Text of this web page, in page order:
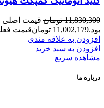
11,830,300 تومان
بود.11,002,179 تومانقیمت فعلی 11,002,179
افزودن به علاقه مندی
افزودن به سبد خرید
مشاهده سریع
درباره ما